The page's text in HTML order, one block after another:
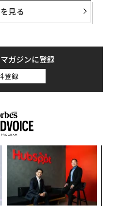
会社の支配株を「580億円」で取得
位は資産18兆円のムケシュ・アンバ
エネ施設」に690億円を追加投資
タム・アダニ
、アダニが連邦証券法の反
ンタープライズとアダニ・
し、アダニ・グリーン・エ
た。また、同グループは6
の発行を中止したとブルー
ータによると、アダニの保
ドル（約1兆8700億円）減
億円）に沈んだ。アダ
空港や鉱業、港湾、セメン
いる。同財閥の広報担当者
いとして「あらゆる法的手
見る
ガジンに登録
登録